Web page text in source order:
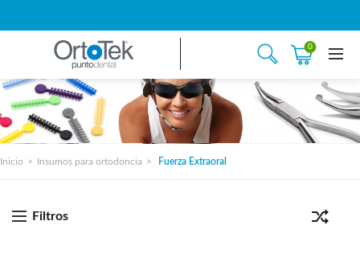
0
Inicio Insumos para ortodoncia Fuerza Extraoral
Filtros